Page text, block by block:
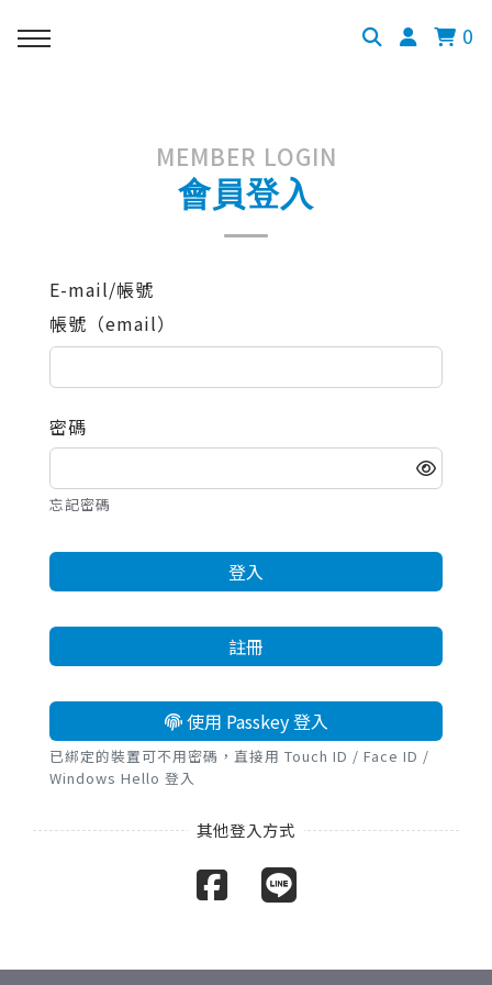
0
MEMBER LOGIN
會員登入
E-mail/帳號
帳號（email）
密碼
忘記密碼
登入
註冊
使用 Passkey 登入
已綁定的裝置可不用密碼，直接用 Touch ID / Face ID /
Windows Hello 登入